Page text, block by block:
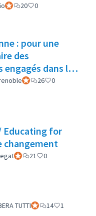
Participant officiel
20 0
: pour une
des
engagés dans la
Participant officiel
26
0
Educating for
changement
Participant officiel
21 0
TUTTIParticipant officiel
14 1